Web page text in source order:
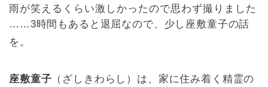
雨が笑えるくらい激しかったので思わず撮りました
……3時間もあると退屈なので、少し座敷童子の話
を。
座敷童子 （ざしきわらし）は、家に住み着く精霊の